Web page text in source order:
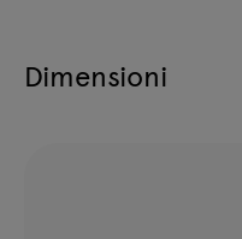
Dimensioni